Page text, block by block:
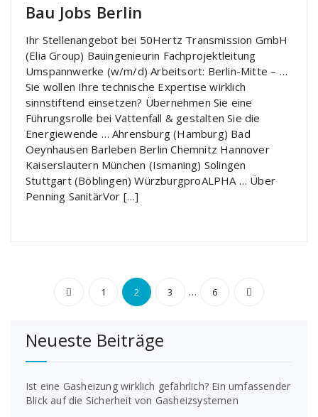
Bau Jobs Berlin
Ihr Stellenangebot bei 50Hertz Transmission GmbH
(Elia Group) Bauingenieurin Fachprojektleitung
Umspannwerke (w/m/d) Arbeitsort: Berlin-Mitte – …
Sie wollen Ihre technische Expertise wirklich
sinnstiftend einsetzen? Übernehmen Sie eine
Führungsrolle bei Vattenfall & gestalten Sie die
Energiewende … Ahrensburg (Hamburg) Bad
Oeynhausen Barleben Berlin Chemnitz Hannover
Kaiserslautern München (Ismaning) Solingen
Stuttgart (Böblingen) WürzburgproALPHA … Über
Penning SanitärVor […]
Beitragsnavigation
1 2 3 … 6
Neueste Beiträge
Ist eine Gasheizung wirklich gefährlich? Ein umfassender
Blick auf die Sicherheit von Gasheizsystemen